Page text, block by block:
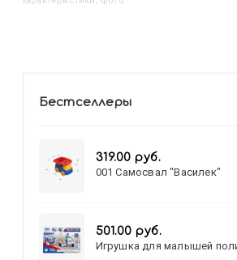
Бестселлеры
319.00 руб.
001 Самосвал "Василек"
501.00 руб.
Игрушка для малышей